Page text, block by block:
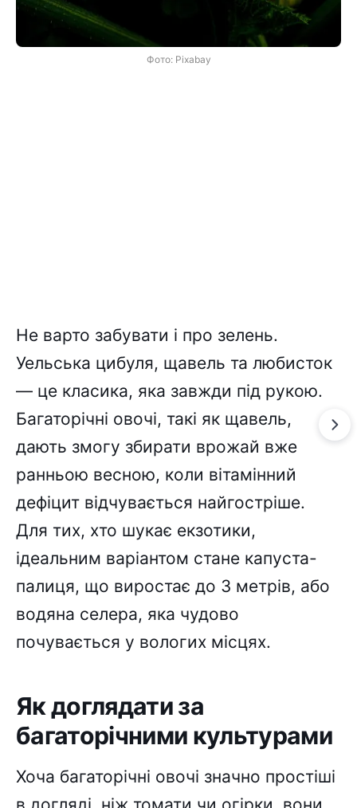
Фото: Pixabay
Не варто забувати і про зелень.
Уельська цибуля, щавель та любисток
— це класика, яка завжди під рукою.
Багаторічні овочі, такі як щавель,
дають змогу збирати врожай вже
ранньою весною, коли вітамінний
дефіцит відчувається найгостріше.
Для тих, хто шукає екзотики,
ідеальним варіантом стане капуста-
палиця, що виростає до 3 метрів, або
водяна селера, яка чудово
почувається у вологих місцях.
Як доглядати за
багаторічними культурами
Хоча багаторічні овочі значно простіші